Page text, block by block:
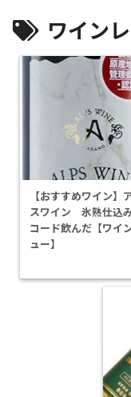
ワイン
【おすすめワイン】
スワイン 氷熟仕込
コード飲んだ【ワイ
ュー】